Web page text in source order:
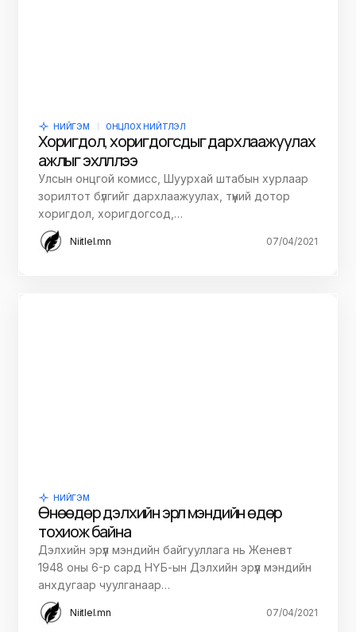
НИЙГЭМ ОНЦЛОХ НИЙТЛЭЛ
Хоригдол, хоригдогсдыг дархлаажуулах
ажлыг эхлүүллээ
Улсын онцгой комисс, Шуурхай штабын хурлаар
зорилтот бүлгийг дархлаажуулах, түүний дотор
хоригдол, хоригдогсод,…
Niitlel.mn 07/04/2021
НИЙГЭМ
Өнөөдөр дэлхийн эрүүл мэндийн өдөр
тохиож байна
Дэлхийн эрүүл мэндийн байгууллага нь Женевт
1948 оны 6-р сард НҮБ-ын Дэлхийн эрүүл мэндийн
анхдугаар чуулганаар…
Niitlel.mn 07/04/2021